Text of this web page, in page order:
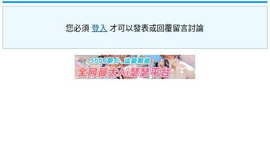
您必須登入 才可以發表或回覆留言討論